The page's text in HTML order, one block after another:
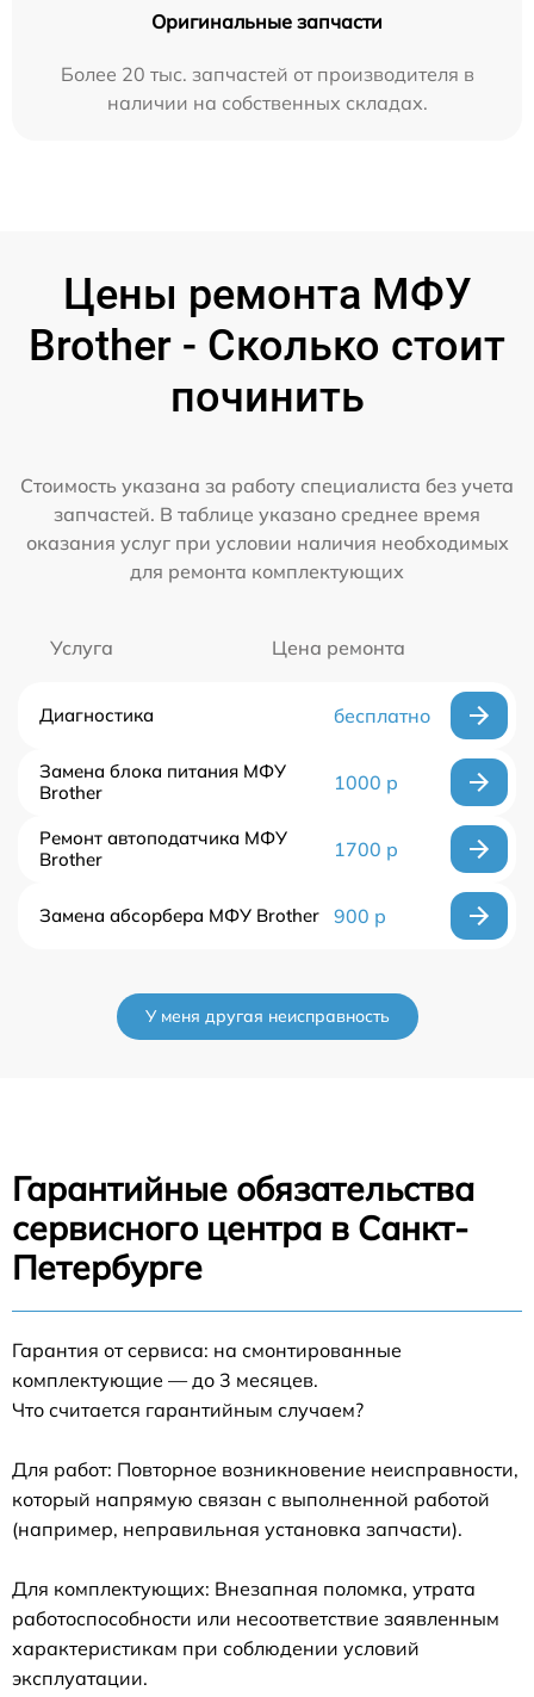
Оригинальные запчасти
Более 20 тыс. запчастей от производителя в
наличии на собственных складах.
Цены ремонта МФУ
Brother - Сколько стоит
починить
Стоимость указана за работу специалиста без учета
запчастей. В таблице указано среднее время
оказания услуг при условии наличия необходимых
для ремонта комплектующих
Услуга Цена ремонта
Диагностика бесплатно
Замена блока питания МФУ
Brother
1000 р
Ремонт автоподатчика МФУ
Brother
1700 р
Замена абсорбера МФУ Brother 900 р
У меня другая неисправность
Гарантийные обязательства
сервисного центра в Санкт-
Петербурге
Гарантия от сервиса: на смонтированные
комплектующие — до 3 месяцев.
Что считается гарантийным случаем?
Для работ: Повторное возникновение неисправности,
который напрямую связан с выполненной работой
(например, неправильная установка запчасти).
Для комплектующих: Внезапная поломка, утрата
работоспособности или несоответствие заявленным
характеристикам при соблюдении условий
эксплуатации.